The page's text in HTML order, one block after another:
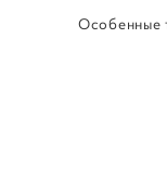
Особенные